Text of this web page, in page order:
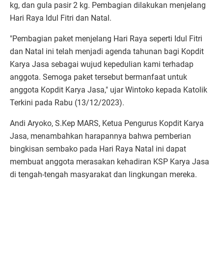
kg, dan gula pasir 2 kg. Pembagian dilakukan menjelang
Hari Raya Idul Fitri dan Natal.
"Pembagian paket menjelang Hari Raya seperti Idul Fitri
dan Natal ini telah menjadi agenda tahunan bagi Kopdit
Karya Jasa sebagai wujud kepedulian kami terhadap
anggota. Semoga paket tersebut bermanfaat untuk
anggota Kopdit Karya Jasa," ujar Wintoko kepada Katolik
Terkini pada Rabu (13/12/2023).
Andi Aryoko, S.Kep MARS, Ketua Pengurus Kopdit Karya
Jasa, menambahkan harapannya bahwa pemberian
bingkisan sembako pada Hari Raya Natal ini dapat
membuat anggota merasakan kehadiran KSP Karya Jasa
di tengah-tengah masyarakat dan lingkungan mereka.